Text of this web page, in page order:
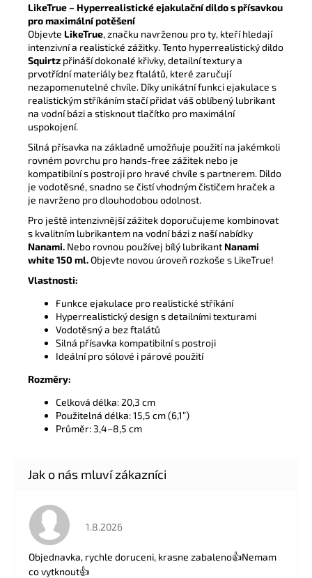
LikeTrue – Hyperrealistické ejakulační dildo s přísavkou
pro maximální potěšení
Objevte LikeTrue, značku navrženou pro ty, kteří hledají
intenzivní a realistické zážitky. Tento hyperrealistický dildo
Squirtz přináší dokonalé křivky, detailní textury a
prvotřídní materiály bez ftalátů, které zaručují
nezapomenutelné chvíle. Díky unikátní funkci ejakulace s
realistickým stříkáním stačí přidat váš oblíbený lubrikant
na vodní bázi a stisknout tlačítko pro maximální
uspokojení.
Silná přísavka na základně umožňuje použití na jakémkoli
rovném povrchu pro hands-free zážitek nebo je
kompatibilní s postroji pro hravé chvíle s partnerem. Dildo
je vodotěsné, snadno se čistí vhodným čističem hraček a
je navrženo pro dlouhodobou odolnost.
Pro ještě intenzivnější zážitek doporučujeme kombinovat
s kvalitním lubrikantem na vodní bázi z naší nabídky
Nanami. Nebo rovnou používej bílý lubrikant Nanami
white 150 ml.Objevte novou úroveň rozkoše s LikeTrue!
Vlastnosti:
Funkce ejakulace pro realistické stříkání
Hyperrealistický design s detailními texturami
Vodotěsný a bez ftalátů
Silná přísavka kompatibilní s postroji
Ideální pro sólové i párové použití
Rozměry:
Celková délka: 20,3 cm
Použitelná délka: 15,5 cm (6,1”)
Průměr: 3,4–8,5 cm
Hodnocení obchodu je 5 z 5 hvězdiček.
1.8.2026
Objednavka, rychle doruceni, krasne zabaleno👍Nemam
co vytknout👍